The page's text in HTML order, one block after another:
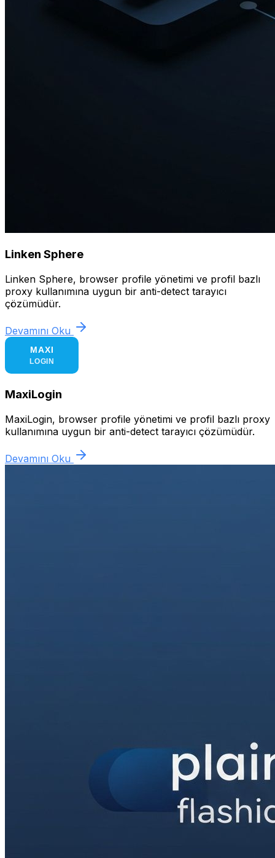
Linken Sphere
Linken Sphere, browser profile yönetimi ve profil bazlı
proxy kullanımına uygun bir anti-detect tarayıcı
çözümüdür.
Devamını Oku
MaxiLogin
MaxiLogin, browser profile yönetimi ve profil bazlı proxy
kullanımına uygun bir anti-detect tarayıcı çözümüdür.
Devamını Oku